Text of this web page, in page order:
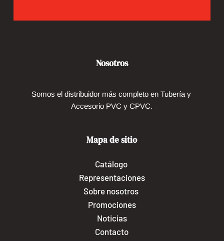
Nosotros
Somos el distribuidor más completo en Tubería y
Accesorio PVC y CPVC.
Mapa de sitio
Catálogo
Representaciones
Sobre nosotros
Promociones
Noticias
Contacto